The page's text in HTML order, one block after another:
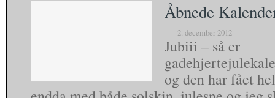
Åbnede
2. december 2012
Jubiii – så er
og den har fået